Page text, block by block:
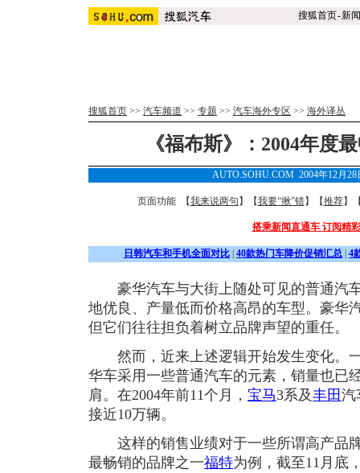
搜狐首页-新闻
搜狐首页 >> 汽车频道 >> 专题 >> 汽车海外专区 >> 海外译丛
《福布斯》：2004年度
AUTO.SOHU.COM 2004年12月
页面功能 【我来说两句 】【我要“揪”错】【推荐】
搭乘新闻直通车 订阅精
日韩汽车和手机全面对比 40款热门车降价促销汇总 4
豪华汽车与大街上随处可见的普通汽
地优良、产量低而价格高昂的车型。豪华
但它们往往担负着树立品牌声望的重任。
然而，近来上述逻辑开始发生变化。
华车采用一些普通汽车的元素，销量也已
肩。在2004年前11个月， 宝马3系及丰田 汽
接近10万辆。
这样的销售业绩对于一些所谓高产品
最畅销的品牌之一福特为例，截至11月底